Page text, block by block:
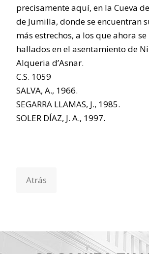
precisamente aquí, en la Cueva
de Jumilla, donde se encuentran
más estrechos, a los que ahora
hallados en el asentamiento de
Alqueria d’Asnar.
C.S. 1059
SALVA, A., 1966.
SEGARRA LLAMAS, J., 1985.
SOLER DÍAZ, J. A., 1997.